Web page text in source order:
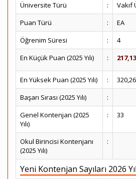
Üniversite Türü
:
Vakıf
Puan Türü
:
EA
Öğrenim Süresi
:
4
En Küçük Puan (2025 Yılı)
:
En Yüksek Puan (2025 Yılı) :
Başarı Sırası (2025 Yılı)
:
Genel Kontenjan (2025
Yılı)
: 33
Okul Birincisi Kontenjanı
(2025 Yılı)
:
Yeni Kontenjan Sayıları 2026